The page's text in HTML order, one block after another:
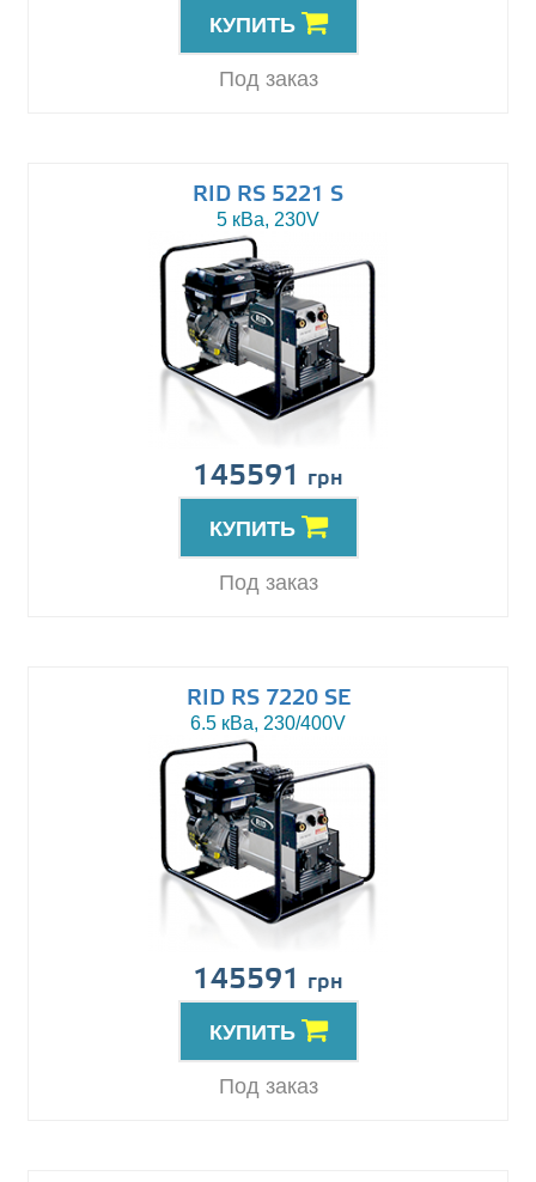
КУПИТЬ
Под заказ
RID RS 5221 S
5 кВа, 230V
145591 грн
КУПИТЬ
Под заказ
RID RS 7220 SE
6.5 кВа, 230/400V
145591 грн
КУПИТЬ
Под заказ